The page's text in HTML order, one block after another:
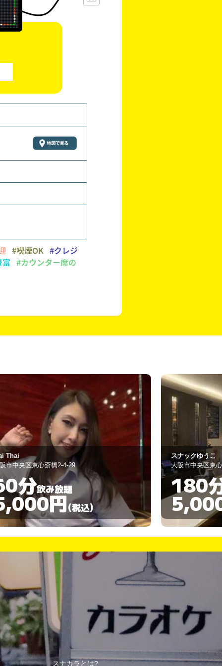
#喫煙OK #クレジ
#カウンター席の
ックゆうこ
市中央区東心斎橋2-3-29
分飲み放題
円(税込)
ヨナキャン
大阪市中央区宗
120
スナカラとは?